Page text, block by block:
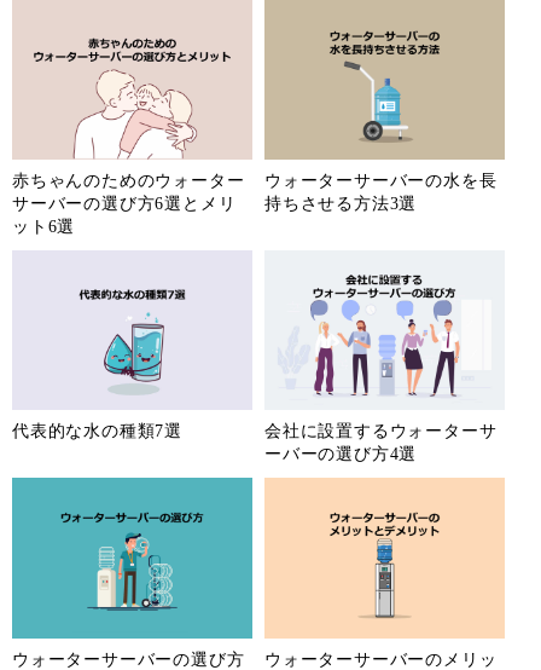
赤ちゃんのためのウォーター
サーバーの選び方6選とメリ
ット6選
ウォーターサーバーの水を長
持ちさせる方法3選
代表的な水の種類7選
会社に設置するウォーターサ
ーバーの選び方4選
ウォーターサーバーの選び方
ウォーターサーバーのメリッ